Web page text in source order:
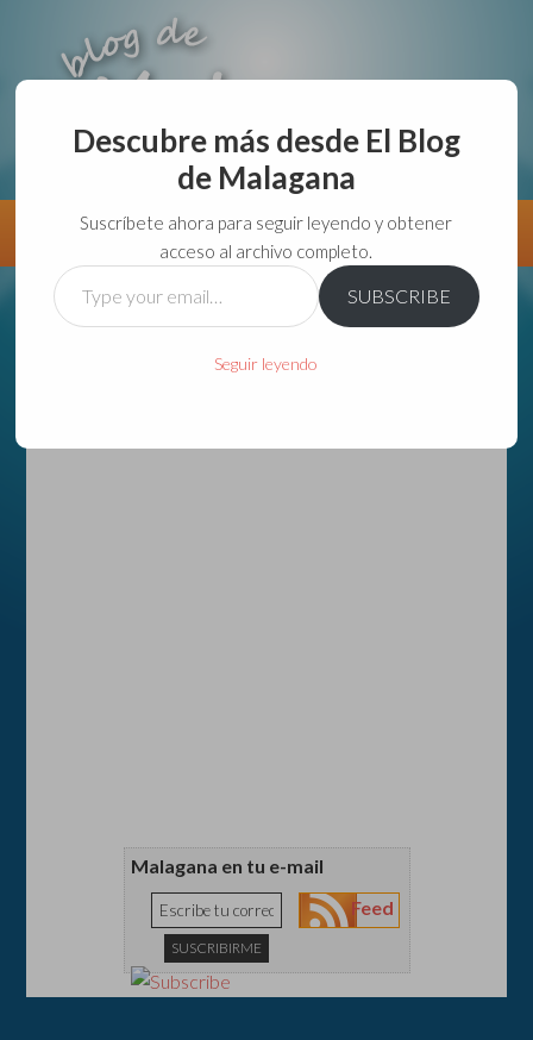
aunque lo haga de malas lo hago....
Información Directorio VivirGuadalajara
Malagana en tu e-mail
Feed
Descubre más desde El Blog
de Malagana
Suscríbete ahora para seguir leyendo y obtener
acceso al archivo completo.
Type
your
SUBSCRIBE
Seguir leyendo